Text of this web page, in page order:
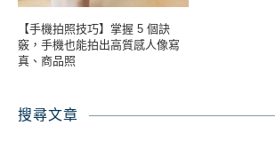
【手機拍照技巧】掌握 5 個訣
竅，手機也能拍出高質感人像寫
真、商品照
搜尋文章